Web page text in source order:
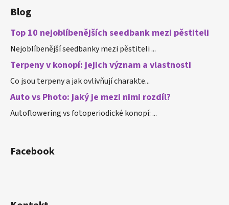
Blog
Top 10 nejoblíbenějších seedbank mezi pěstiteli
Nejoblíbenější seedbanky mezi pěstiteli ...
Terpeny v konopí: jejich význam a vlastnosti
Co jsou terpeny a jak ovlivňují charakte...
Auto vs Photo: jaký je mezi nimi rozdíl?
Autoflowering vs fotoperiodické konopí: ...
Facebook